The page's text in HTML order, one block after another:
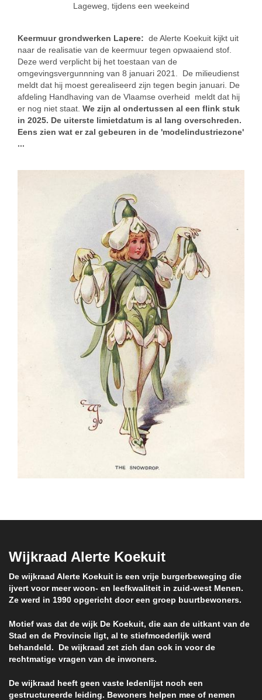
Lageweg, tijdens een weekeind
Keermuur grondwerken Lapere: de Alerte Koekuit kijkt uit
naar de realisatie van de keermuur tegen opwaaiend stof.
Deze werd verplicht bij het toestaan van de
omgevingsvergunnning van 8 januari 2021. De milieudienst
meldt dat hij moest gerealiseerd zijn tegen begin januari. De
afdeling Handhaving van de Vlaamse overheid meldt dat hij
er nog niet staat. We zijn al ondertussen al een flink stuk
in 2025. De uiterste limietdatum is al lang overschreden.
Eens zien wat er zal gebeuren in de 'modelindustriezone'
...
Wijkraad Alerte Koekuit
De wijkraad Alerte Koekuit is een vrije burgerbeweging die
ijvert voor meer woon- en leefkwaliteit in zuid-west Menen.
Ze werd in 1990 opgericht door een groep buurtbewoners.
Motief was dat de wijk De Koekuit, die aan de uitkant van de
Stad en de Provincie ligt, al te stiefmoederlijk werd
behandeld. De wijkraad zet zich dan ook in voor de
rechtmatige vragen van de inwoners.
De wijkraad heeft geen vaste ledenlijst noch een
gestructureerde leiding. Bewoners helpen mee of nemen